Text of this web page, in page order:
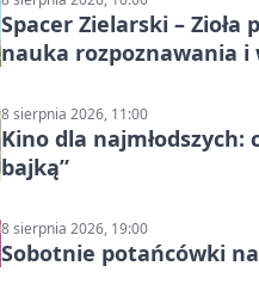
Spacer Zielarski – Zioła
nauka rozpoznawania i
8 sierpnia 2026, 11:00
Kino dla najmłodszych:
bajką”
8 sierpnia 2026, 19:00
Sobotnie potańcówki